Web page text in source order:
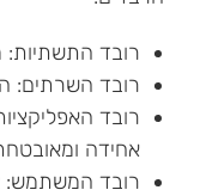
רובד
רובד השרתים:
רובד
אחידה
רובד המשתמש: